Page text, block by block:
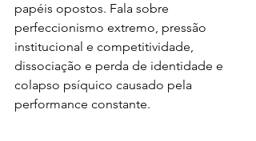
papéis opostos. Fala sobre
perfeccionismo extremo, pressão
institucional e competitividade,
dissociação e perda de identidade e
colapso psíquico causado pela
performance constante.